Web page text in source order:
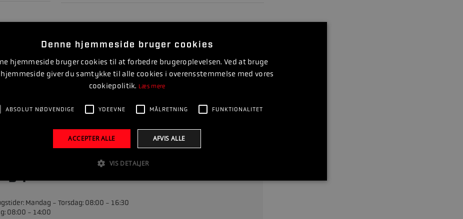
for at
komplet pakke
kontaktet hurtigt muligt
21298880
Mandag - Torsdag: 08:00 - 16:30
08:00 - 14:00
Denne hjemmeside bruger cookies
hjemmeside bruger cookies til at forbedre brugeroplevelsen. Ved at bruge
hjemmeside giver du samtykke til alle cookies i overensstemmelse med vores
cookiepolitik. Læs mere
ABSOLUT NØDVENDIGE YDEEVNE MÅLRETNING FUNKTIONALITET
ACCEPTER ALLE AFVIS ALLE
VIS DETALJER